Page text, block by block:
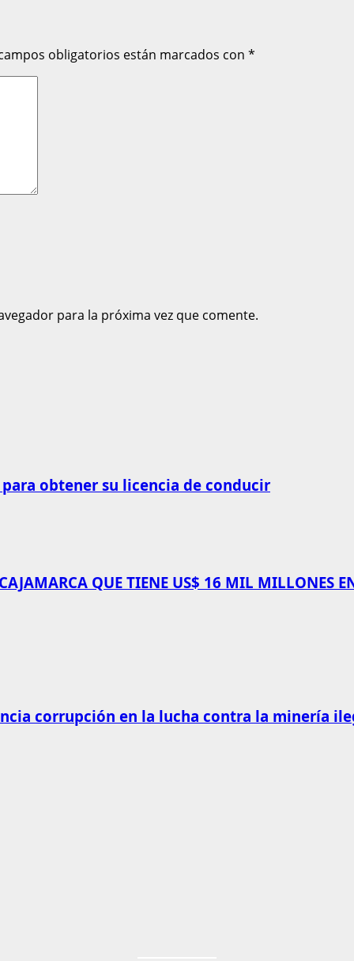
obligatorios están marcados con *
para la próxima vez que comente.
obtener su licencia de conducir
QUE TIENE US$ 16 MIL MILLONES
corrupción en la lucha contra la minería